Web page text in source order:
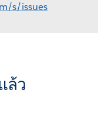
s/issues
ล้ว